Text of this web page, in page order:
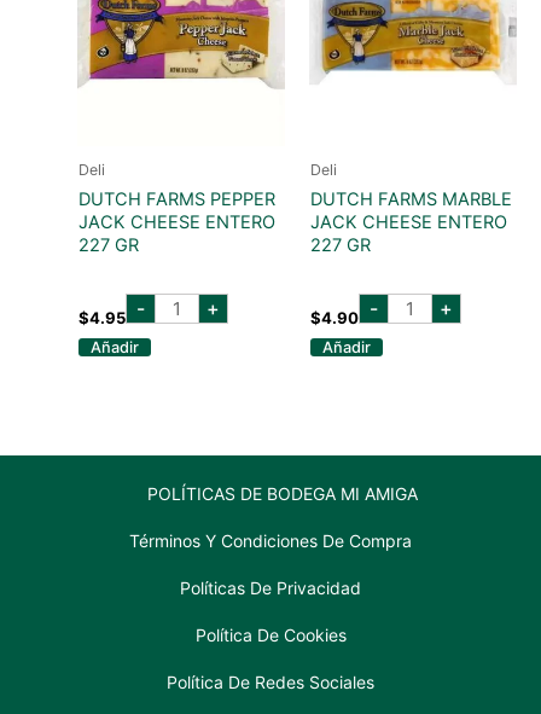
Deli
DUTCH FARMS PEPPER
JACK CHEESE ENTERO
227 GR
$4.95 - DUTCH
FARMS+
Añadir
Deli
DUTCH FARMS MARBLE
JACK CHEESE ENTERO
227 GR
$4.90 - DUTCH
FARMS+
Añadir
POLÍTICAS DE BODEGA MI AMIGA
Términos Y Condiciones De Compra
Políticas De Privacidad
Política De Cookies
Política De Redes Sociales